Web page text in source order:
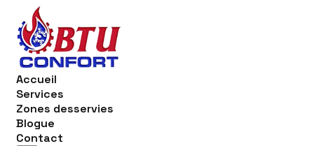
Accueil
Services
Zones desservies
Blogue
Contact